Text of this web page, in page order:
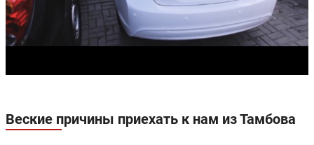
Веские причины приехать к нам из Тамбова